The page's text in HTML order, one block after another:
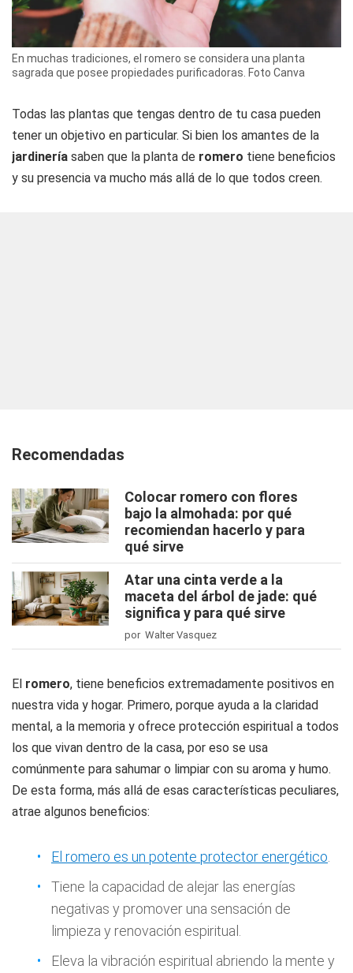
En muchas tradiciones, el romero se considera una planta
sagrada que posee propiedades purificadoras. Foto Canva
Todas las plantas que tengas dentro de tu casa pueden
tener un objetivo en particular. Si bien los amantes de la
jardinería saben que la planta de romero tiene beneficios
y su presencia va mucho más allá de lo que todos creen.
Recomendadas
Colocar romero con flores
bajo la almohada: por qué
recomiendan hacerlo y para
qué sirve
Atar una cinta verde a la
maceta del árbol de jade: qué
significa y para qué sirve
por Walter Vasquez
El romero, tiene beneficios extremadamente positivos en
nuestra vida y hogar. Primero, porque ayuda a la claridad
mental, a la memoria y ofrece protección espiritual a todos
los que vivan dentro de la casa, por eso se usa
comúnmente para sahumar o limpiar con su aroma y humo.
De esta forma, más allá de esas características peculiares,
atrae algunos beneficios:
El romero es un potente protector energético
Tiene la capacidad de alejar las energías
negativas y promover una sensación de
limpieza y renovación espiritual.
Eleva la vibración espiritual abriendo la mente y